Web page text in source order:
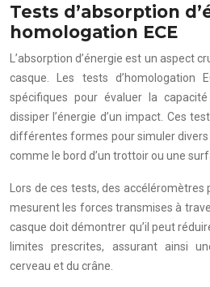
Tests d’absorption
homologation ECE
L’absorption d’énergie est un aspect
casque. Les tests d’homologation
spécifiques pour évaluer la
dissiper l’énergie d’un impact. Ces
différentes formes pour simuler divers
comme le bord d’un trottoir ou une
Lors de ces tests, des accéléromètres
mesurent les forces transmises à
casque doit démontrer qu’il peut
limites prescrites, assurant ainsi
cerveau et du crâne.